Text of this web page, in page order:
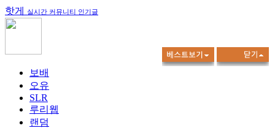
핫게 실시간 커뮤니티 인기글
보배
오유
SLR
루리웹
랜덤